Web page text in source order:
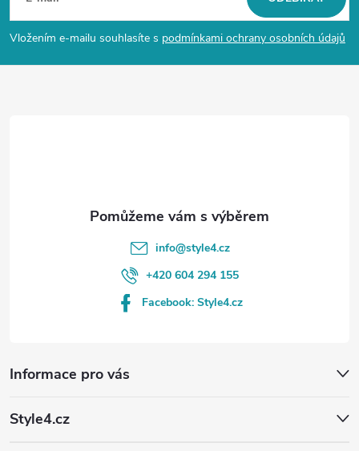
pVložením e-mailu souhlasíte s podmínkami ochrany osobních údajů
Informace pro vás
Style4.cz
info@style4.cz
+420 604 294 155
Facebook: Style4.cz